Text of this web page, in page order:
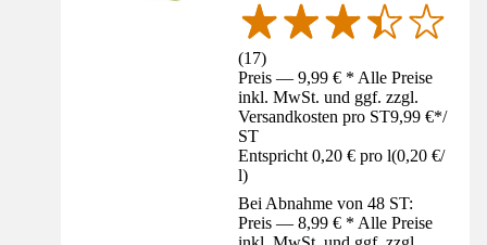
(17)
Preis — 9,99 € * Alle Preise
inkl. MwSt. und ggf. zzgl.
Versandkosten pro ST9,99 €*/
ST
Entspricht 0,20 € pro l(0,20 €/
l)
Bei Abnahme von 48 ST:
Preis — 8,99 € * Alle Preise